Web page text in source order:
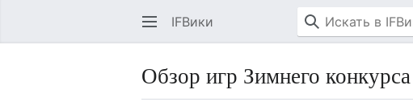
IFВики
Обзор игр Зимнего